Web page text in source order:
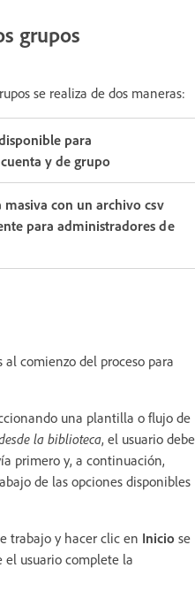
grupos
se realiza de dos maneras:
para
y de grupo
con un archivo csv
para administradores de
al comienzo del proceso para
una plantilla o flujo de
la biblioteca, el usuario debe
primero y, a continuación,
de las opciones disponibles
trabajo y hacer clic en Inicio se
el usuario complete la